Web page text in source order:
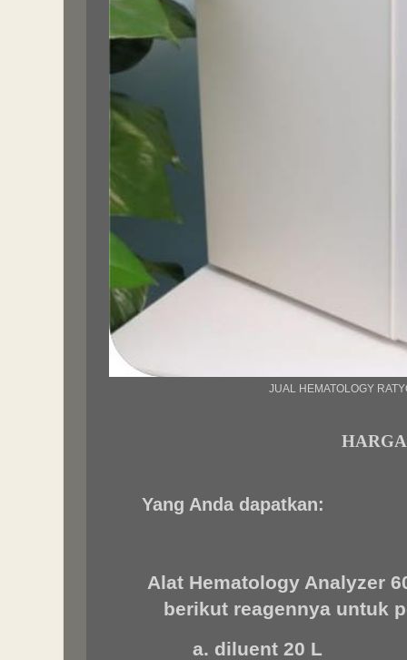
JUAL HEMATOLOGY
HARGA
Yang Anda dapatkan:
Alat Hematology Analyzer
berikut reagennya untuk
a. diluent 20 L